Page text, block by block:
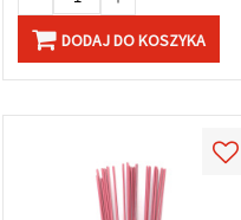
DODAJ DO KOSZYKA